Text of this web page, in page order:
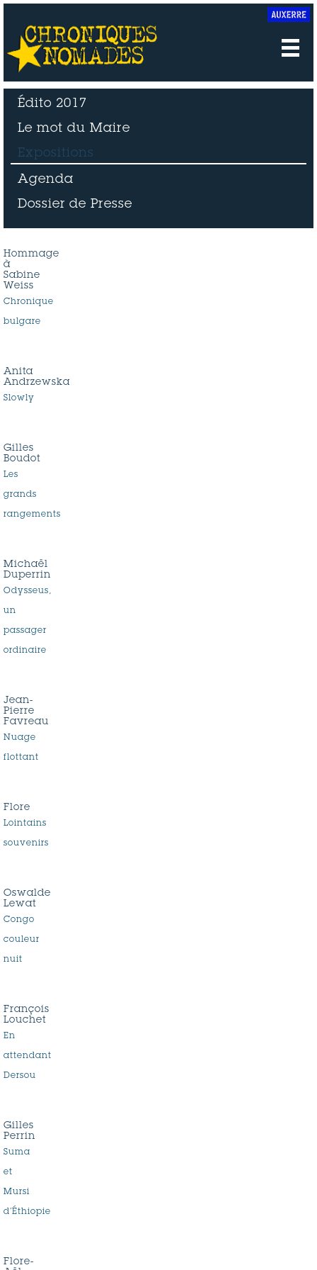
Édito 2017
Le mot du Maire
Expositions
Agenda
Dossier de Presse
Hommage
à
Sabine
Weiss
Chronique
bulgare
Anita
Andrzewska
Slowly
Gilles
Boudot
Les
grands
rangements
Michaël
Duperrin
Odysseus,
un
passager
ordinaire
Jean-
Pierre
Favreau
Nuage
flottant
Flore
Lointains
souvenirs
Oswalde
Lewat
Congo
couleur
nuit
François
Louchet
En
attendant
Dersou
Gilles
Perrin
Suma
et
Mursi
d’Éthiopie
Flore-